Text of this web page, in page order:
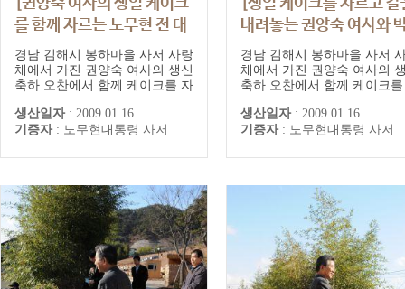
[권양숙 여사의 생일 케이크
를 함께 자르는 노무현 전 대
통령]
경남 김해시 봉하마을 사저 사랑
채에서 가진 권양숙 여사의 생신
축하 오찬에서 함께 케이크를 자
여사
생산일자 : 2009.01.16.
기증자 : 노무현대통령 사저
[생일 케이크를 자르고 칼
내려놓는 권양숙 여사와
수치는 노무현 전 대통령]
경남 김해시 봉하마을 사저
채에서 가진 권양숙 여사의
축하 오찬에서 함께 케이크
과 칼을 내려놓는 권양숙 여
생산일자 : 2009.01.16.
기증자 : 노무현대통령 사저